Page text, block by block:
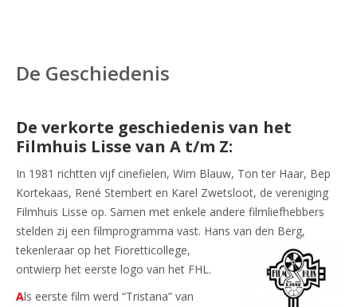
De Geschiedenis
De verkorte geschiedenis van het
Filmhuis Lisse van A t/m Z:
In 1981 richtten vijf cinefielen, Wim Blauw, Ton ter Haar, Bep
Kortekaas, René Stembert en Karel Zwetsloot, de vereniging
Filmhuis Lisse op. Samen met enkele andere filmliefhebbers
stelden zij een filmprogramma vast. Hans van den Berg,
tekenleraar op het Fioretticollege,
ontwierp het eerste logo van het FHL.
Als eerste film werd “Tristana” van